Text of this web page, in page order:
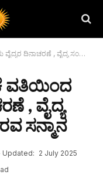
ವೈದ್ಯ ಸಂಘ ಅಧ್ಯಕ್ಷರುಗಳಿಗೆ ಗೌರವ ಸನ್ಮಾನ
ವತಿಯಿಂದ
, ವೈದ್ಯ
ಸನ್ಮಾನ
Updated: 2 July 2025